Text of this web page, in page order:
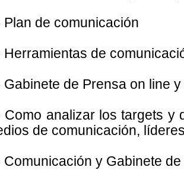
Plan de comunicación
Herramientas de
Gabinete de Prensa on line y
Como analizar los targets y
de comunicación,
Comunicación y Gabinete